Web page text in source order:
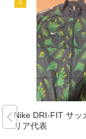
Nike DRI-FIT サッ
リア代表